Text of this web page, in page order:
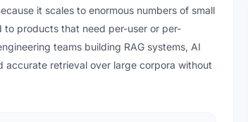
it scales to enormous numbers of small
to products that need per-user or per-
teams building RAG systems, AI
accurate retrieval over large corpora without